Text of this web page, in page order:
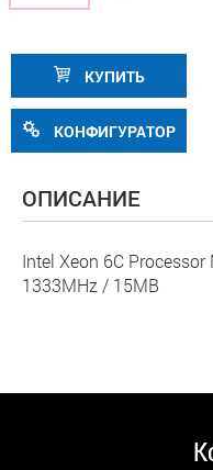
КУПИТЬ
КОНФИГУРАТОР
ОПИСАНИЕ
Intel Xeon 6C
1333MHz / 15MB